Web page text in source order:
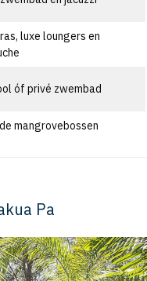
luxe loungers en
óf privé zwembad
mangrovebossen
Pa